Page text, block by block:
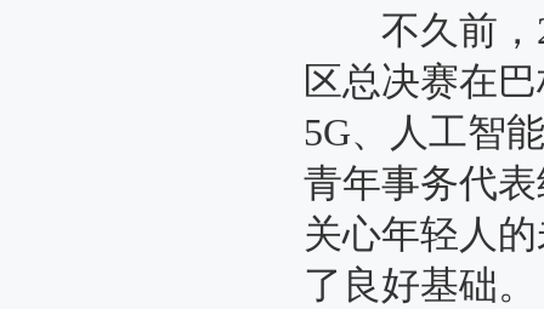
不久前，
区总决赛在
5G、人工智能
青年事务代
关心年轻人
了良好基础